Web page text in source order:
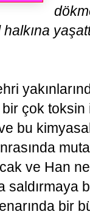
bir çok
bu
ve Han
saldırmaya
bir